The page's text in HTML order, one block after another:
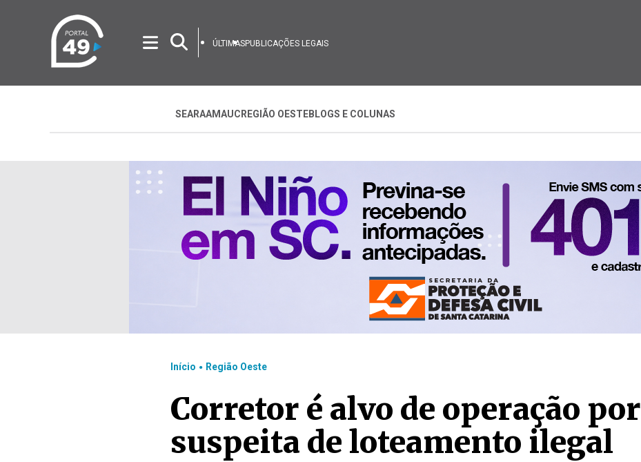
ÚLTIMASPUBLICAÇÕES LEGAIS
SEARAAMAUC REGIÃO OESTEBLOGS E COLUNAS
Início . Região Oeste
Corretor é alvo de operação por
suspeita de loteamento ilegal